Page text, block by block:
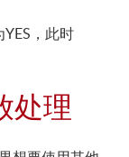
，此时
处理